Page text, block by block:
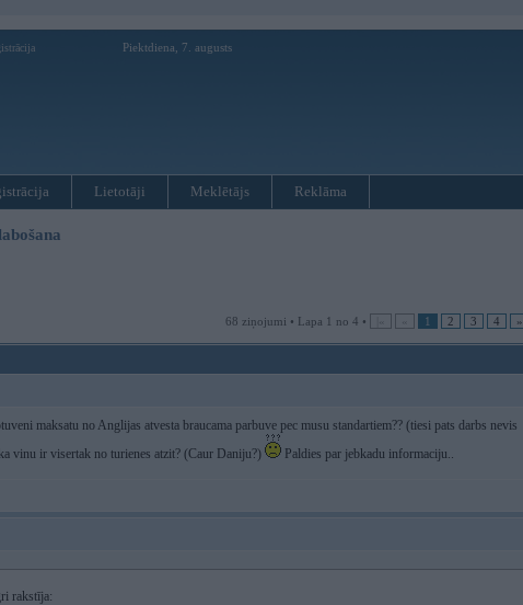
Piektdiena, 7. augusts
Lietotāji Meklētājs Reklāma
68 ziņojumi • Lapa 1 no 4 • |« « 1 2 3 4 »
maksatu no Anglijas atvesta braucama parbuve pec musu standartiem?? (tiesi pats darbs nevis
vinu ir visertak no turienes atzit? (Caur Daniju?)
Paldies par jebkadu informaciju..
rakstīja: